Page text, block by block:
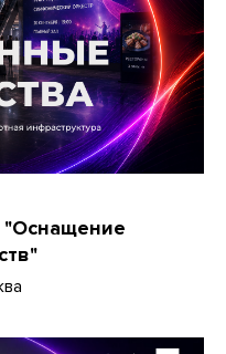
"Оснащение